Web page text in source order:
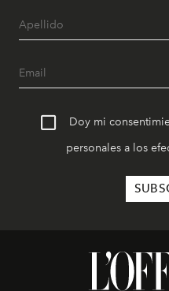
Doy mi
personales a los